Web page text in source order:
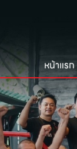
หน้าแรก